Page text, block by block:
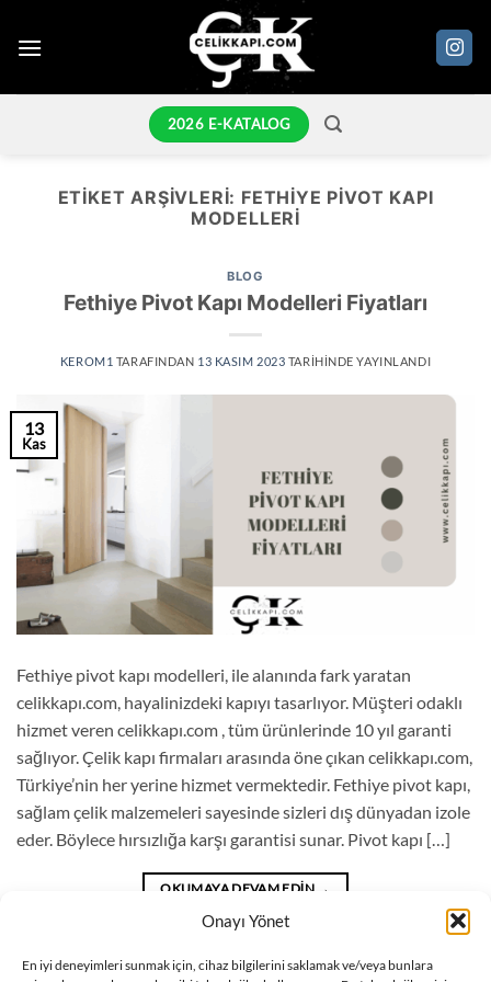
Onayı Yönet
En iyi deneyimleri sunmak için, cihaz bilgilerini saklamak ve/veya bunlara
atla
2026 E-KATALOG
ETIKET ARŞIVLERI: FETHIYE PIVOT KAPI
MODELLERI
BLOG
Fethiye Pivot Kapı Modelleri Fiyatları
KEROM1 TARAFINDAN 13 KASIM 2023 TARIHINDE YAYINLANDI
13
Kas
Fethiye pivot kapı modelleri, ile alanında fark yaratan
celikkapı.com, hayalinizdeki kapıyı tasarlıyor. Müşteri odaklı
hizmet veren celikkapı.com , tüm ürünlerinde 10 yıl garanti
sağlıyor. Çelik kapı firmaları arasında öne çıkan celikkapı.com,
Türkiye’nin her yerine hizmet vermektedir. Fethiye pivot kapı,
sağlam çelik malzemeleri sayesinde sizleri dış dünyadan izole
eder. Böylece hırsızlığa karşı garantisi sunar. Pivot kapı […]
OKUMAYA DEVAM EDIN →
Blogiçinde yayınlandı| Fethiye pivot kapı fiyatları,Fethiye pivot kapı